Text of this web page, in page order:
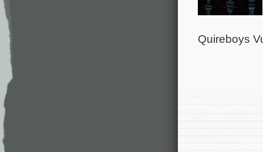
Quireboys